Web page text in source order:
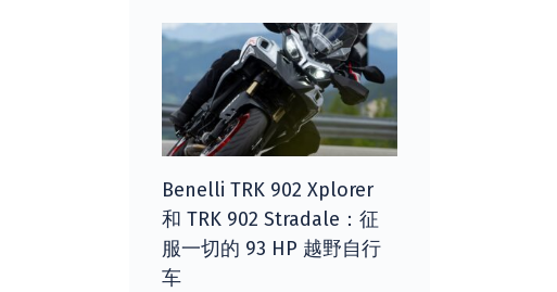
Benelli TRK 902 Xplorer
和 TRK 902 Stradale：征
服一切的 93 HP 越野自行
车